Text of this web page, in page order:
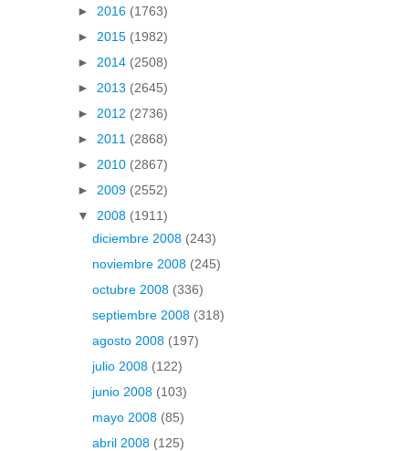
► 2016 (1763)
► 2015 (1982)
► 2014 (2508)
► 2013 (2645)
► 2012 (2736)
► 2011 (2868)
► 2010 (2867)
► 2009 (2552)
▼ 2008 (1911)
diciembre 2008 (243)
noviembre 2008 (245)
octubre 2008 (336)
septiembre 2008 (318)
agosto 2008 (197)
julio 2008 (122)
junio 2008 (103)
mayo 2008 (85)
abril 2008 (125)